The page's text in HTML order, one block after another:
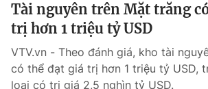
Góc doanh nghiệp
Truyền hình
Phim VTV
Hậu trường
Giải trí
Điện ảnh
Tài nguyên trên Mặt trăng
trị hơn 1 triệu tỷ USD
VTV.vn - Theo đánh giá, kho tài
có thể đạt giá trị hơn 1 triệu tỷ USD,
loại có trị giá 2,5 nghìn tỷ USD.